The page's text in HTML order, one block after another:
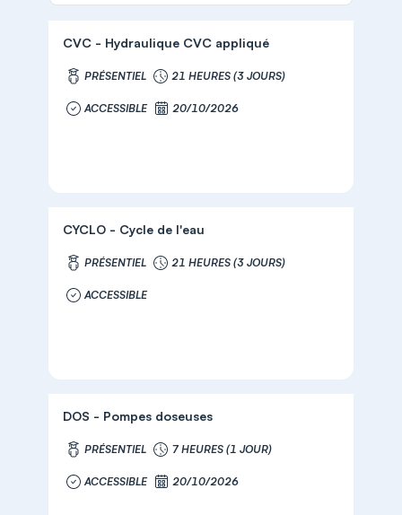
CVC - Hydraulique CVC appliqué
PRÉSENTIEL 21 HEURES (3 JOURS)
ACCESSIBLE 20/10/2026
CYCLO - Cycle de l'eau
PRÉSENTIEL 21 HEURES (3 JOURS)
ACCESSIBLE
DOS - Pompes doseuses
PRÉSENTIEL 7 HEURES (1 JOUR)
ACCESSIBLE 20/10/2026